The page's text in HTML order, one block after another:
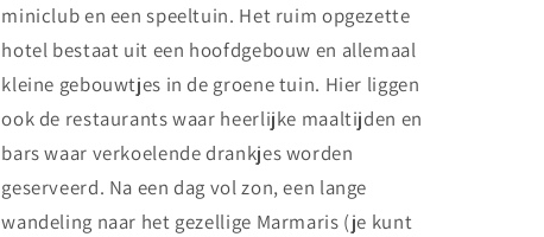
miniclub en een speeltuin. Het ruim opgezette
hotel bestaat uit een hoofdgebouw en allemaal
kleine gebouwtjes in de groene tuin. Hier liggen
ook de restaurants waar heerlijke maaltijden en
bars waar verkoelende drankjes worden
geserveerd. Na een dag vol zon, een lange
wandeling naar het gezellige Marmaris (je kunt